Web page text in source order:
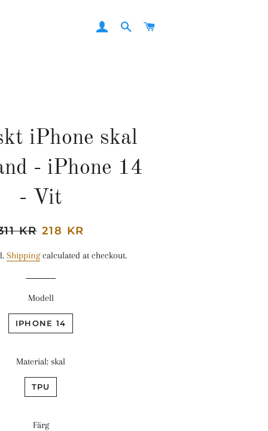
LOG INSEARCH
iPhone skal
- iPhone 14
- Vit
KR Sale
218 KR
Shippingcalculated at checkout.
Modell
IPHONE 14
Material: skal
TPU
Färg